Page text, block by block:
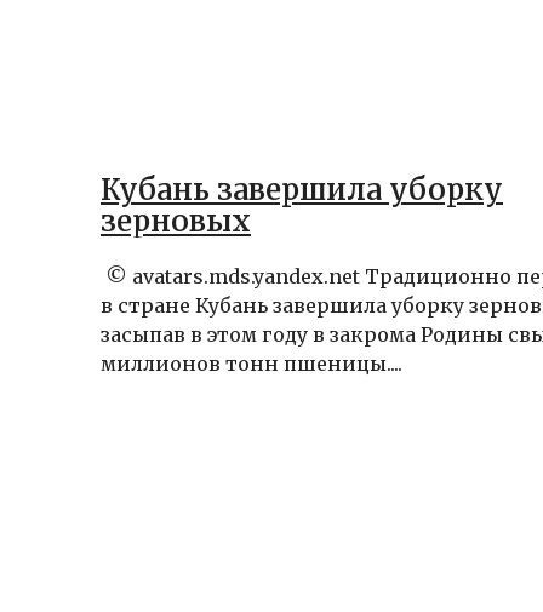
Кубань завершила уборку
зерновых
© avatars.mds.yandex.net Tрадиционно
в стране Кубань завершила уборку
засыпав в этом году в закрома Родины
миллионов тонн пшеницы....